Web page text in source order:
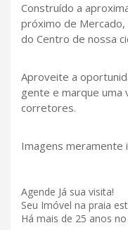
Construído a
próximo de Mercado,
do Centro de nossa
Aproveite a
gente e marque uma
corretores.
Imagens meramente
Agende Já sua visita!
Seu Imóvel na praia
Há mais de 25 anos